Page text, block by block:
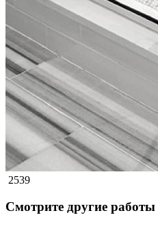
2539
Смотрите другие работы